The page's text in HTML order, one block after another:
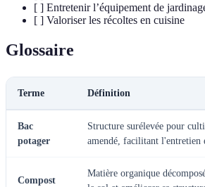
[ ] Entretenir l’équipement de
[ ] Valoriser les récoltes en cuisine
Glossaire
Terme Définition
Bac
potager
Structure surélevée pour
amendé, facilitant l'entretien
Compost
Matière organique